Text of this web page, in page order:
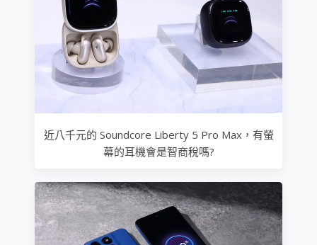
近八千元的 Soundcore Liberty 5 Pro Max，有螢
幕的耳機會是智商稅嗎?